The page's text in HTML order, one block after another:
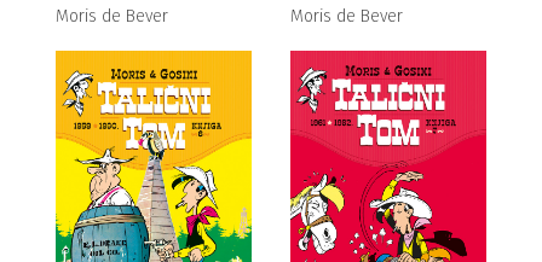
Moris de Bever Moris de Bever